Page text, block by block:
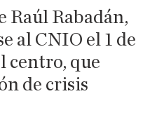
Raúl Rabadán,
al CNIO el 1 de
centro, que
de crisis